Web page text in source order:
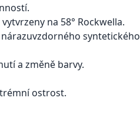
na 58° Rockwella.
syntetického
a změně barvy.
ostrost.